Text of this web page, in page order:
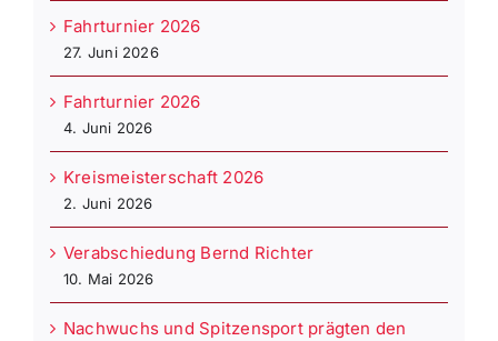
Fahrturnier 2026
27. Juni 2026
Fahrturnier 2026
4. Juni 2026
Kreismeisterschaft 2026
2. Juni 2026
Verabschiedung Bernd Richter
10. Mai 2026
Nachwuchs und Spitzensport prägten den